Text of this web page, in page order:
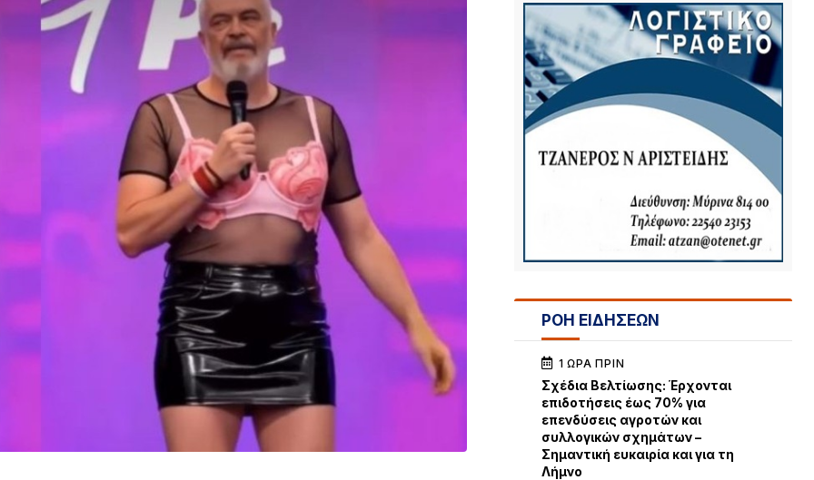
ΡΟΗ ΕΙΔΗΣΕΩΝ
1 ΏΡΑ ΠΡΙΝ
Σχέδια Βελτίωσης: Έρχονται
επιδοτήσεις έως 70% για
επενδύσεις αγροτών και
συλλογικών σχημάτων –
Σημαντική ευκαιρία και για τη
Λήμνο